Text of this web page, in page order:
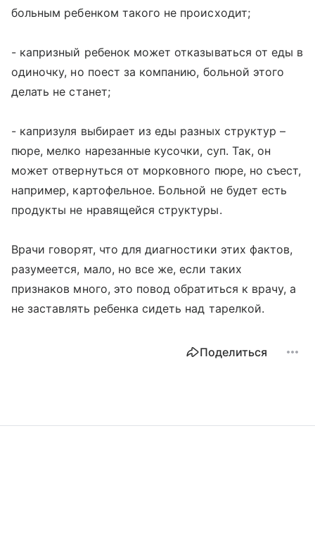
больным ребенком такого не происходит;
- капризный ребенок может отказываться от еды в
одиночку, но поест за компанию, больной этого
делать не станет;
- капризуля выбирает из еды разных структур –
пюре, мелко нарезанные кусочки, суп. Так, он
может отвернуться от морковного пюре, но съест,
например, картофельное. Больной не будет есть
продукты не нравящейся структуры.
Врачи говорят, что для диагностики этих фактов,
разумеется, мало, но все же, если таких
признаков много, это повод обратиться к врачу, а
не заставлять ребенка сидеть над тарелкой.
Поделиться